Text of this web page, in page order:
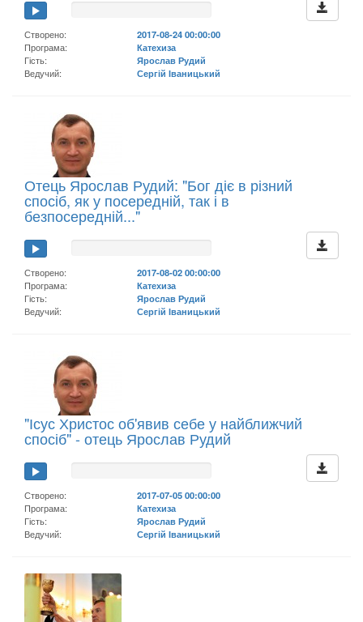
Створено:
2017-08-24 00:00:00
Програма:
Катехиза
Гість:
Ярослав Рудий
Ведучий:
Сергій Іваницький
Отець Ярослав Рудий: "Бог діє в різний
спосіб, як у посередній, так і в
безпосередній..."
Створено:
2017-08-02 00:00:00
Програма:
Катехиза
Гість:
Ярослав Рудий
Ведучий:
Сергій Іваницький
"Ісус Христос об'явив себе у найближчий
спосіб" - отець Ярослав Рудий
Створено:
2017-07-05 00:00:00
Програма:
Катехиза
Гість:
Ярослав Рудий
Ведучий:
Сергій Іваницький